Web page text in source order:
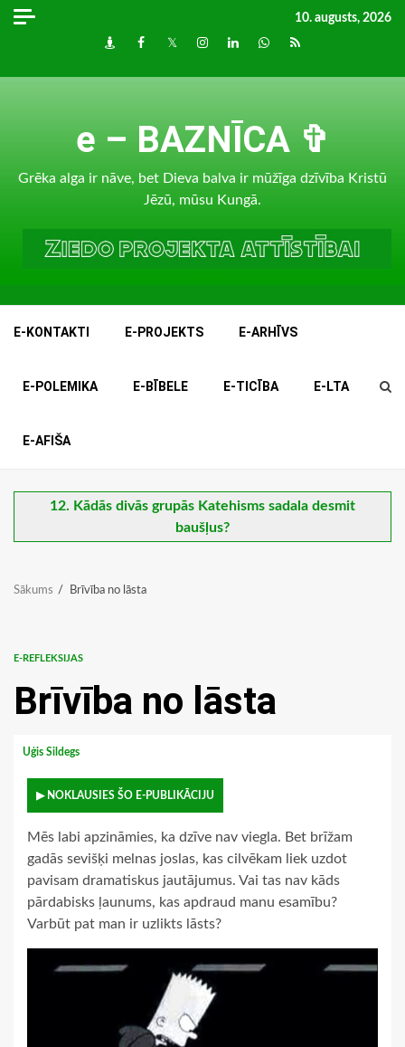
Skip
10. augusts, 2026
DraugiemFacebook
TwitterInstagram
LinkedInwhatsapp
RSS
e – BAZNĪCA ✞
Grēka alga ir nāve, bet Dieva balva ir mūžīga dzīvība Kristū
Jēzū, mūsu Kungā.
E-KONTAKTI E-PROJEKTS E-ARHĪVS
E-POLEMIKA E-BĪBELE E-TICĪBA E-LTA
E-AFIŠA
12. Kādās divās grupās Katehisms sadala desmit
baušļus?
Sākums Brīvība no lāsta
E-REFLEKSIJAS
Brīvība no lāsta
Uģis Sildegs
▶ NOKLAUSIES ŠO E-PUBLIKĀCIJU
Mēs labi apzināmies, ka dzīve nav viegla. Bet brīžam
gadās sevišķi melnas joslas, kas cilvēkam liek uzdot
pavisam dramatiskus jautājumus. Vai tas nav kāds
pārdabisks ļaunums, kas apdraud manu esamību?
Varbūt pat man ir uzlikts lāsts?